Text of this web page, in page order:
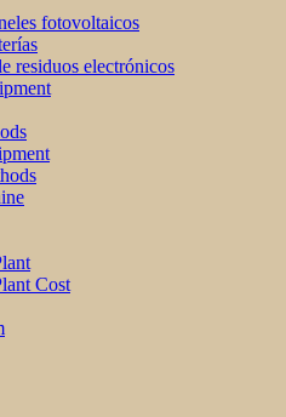
fotovoltaicos
residuos electrónicos
Cost